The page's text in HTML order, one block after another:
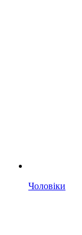
Чоловіки